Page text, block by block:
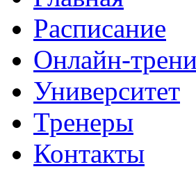
Расписание
Онлайн-
Университет
Тренеры
Контакты